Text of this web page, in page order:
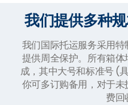
我们提供多种
我们国际托运服务采用
提供周全保护。所有箱
成，其中大号和标准号 (
你可多订购备用，对于
费回